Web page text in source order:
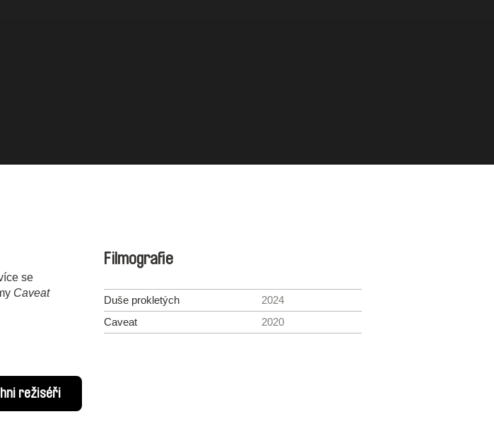
se
Caveat
Filmografie
Duše prokletých
2024
Caveat
2020
režiséři